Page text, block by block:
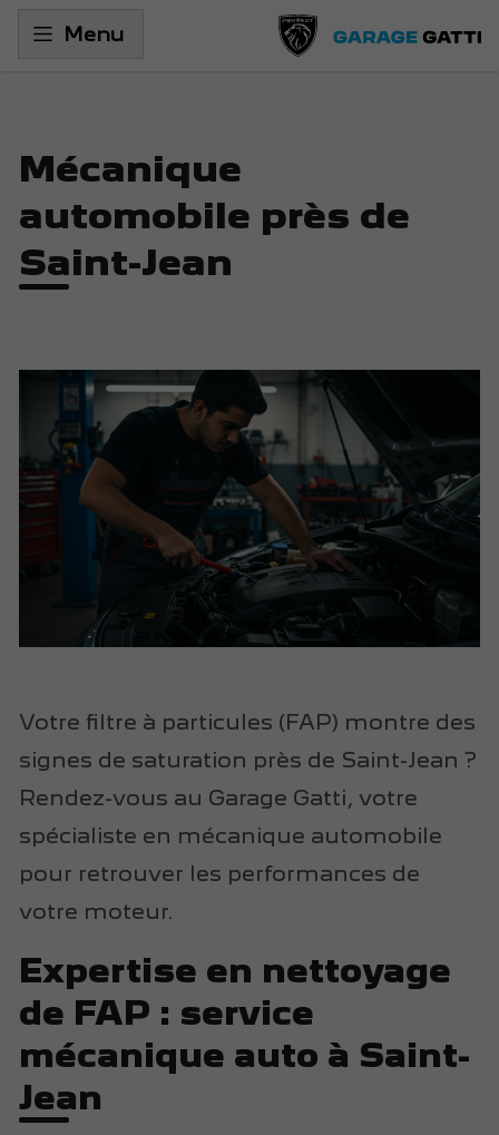
Menu
Mécanique
automobile près de
Saint-Jean
Votre filtre à particules (FAP) montre des
signes de saturation près de Saint-Jean ?
Rendez-vous au Garage Gatti, votre
spécialiste en mécanique automobile
pour retrouver les performances de
votre moteur.
Expertise en nettoyage
de FAP : service
mécanique auto à Saint-
Jean